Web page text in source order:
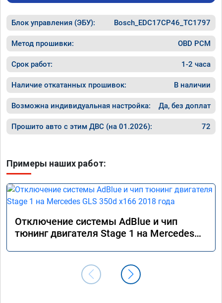
Блок управления (ЭБУ): Bosch_EDC17CP46_TC1797
Метод прошивки: OBD PCM
Срок работ: 1-2 часа
Наличие откатанных прошивок: В наличии
Возможна индивидуальная настройка: Да, без доплат
Прошито авто с этим ДВС (на 01.2026): 72
Примеры наших работ:
Отключение системы AdBlue и чип
тюнинг двигателя Stage 1 на Mercedes